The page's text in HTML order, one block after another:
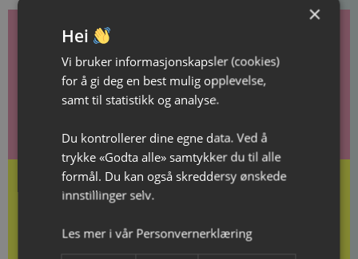
Gavekort
Gi gode minner i gave!
Kjøp gavekort her
×
Hei
Vi bruker informasjonskapsler (cookies)
for å gi deg en best mulig opplevelse,
samt til statistikk og analyse.
Du kontrollerer dine egne data. Ved å
trykke «Godta alle» samtykker du til alle
formål. Du kan også skreddersy ønskede
innstillinger selv.
Les mer i vår Personvernerklæring